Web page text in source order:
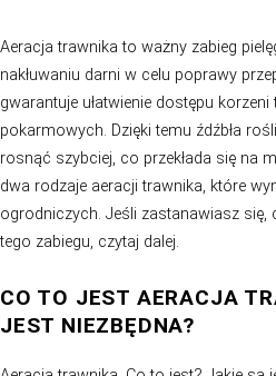
Aeracja trawnika to ważny
nakłuwaniu darni w celu
gwarantuje ułatwienie
pokarmowych. Dzięki temu
rosnąć szybciej, co
dwa rodzaje aeracji trawnika,